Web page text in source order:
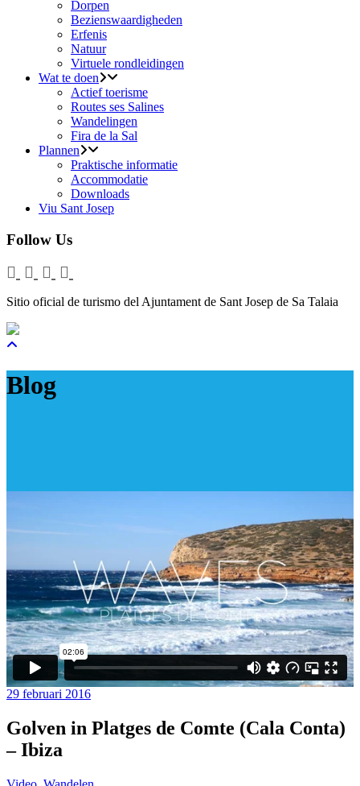
Dorpen
Bezienswaardigheden
Erfenis
Natuur
Virtuele rondleidingen
Wat te doen
Actief toerisme
Routes ses Salines
Wandelingen
Fira de la Sal
Plannen
Praktische informatie
Accommodatie
Downloads
Viu Sant Josep
Follow Us
Sitio oficial de turismo del Ajuntament de Sant Josep de Sa Talaia
Blog
29 februari 2016
Golven in Platges de Comte (Cala Conta)
– Ibiza